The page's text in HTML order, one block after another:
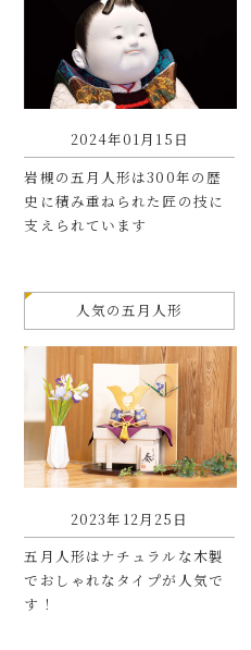
2024年01月15日
岩槻の五月人形は300年の歴
史に積み重ねられた匠の技に
支えられています
人気の五月人形
2023年12月25日
五月人形はナチュラルな木製
でおしゃれなタイプが人気で
す！